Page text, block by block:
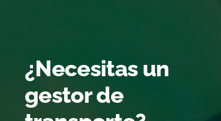
¿Necesitas un
gestor de